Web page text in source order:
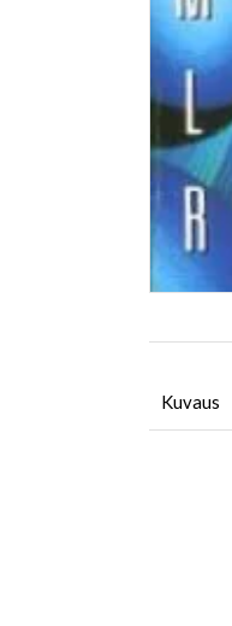
Kuvaus